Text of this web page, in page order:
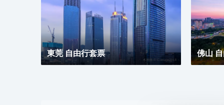
東莞 自由行套票 佛山